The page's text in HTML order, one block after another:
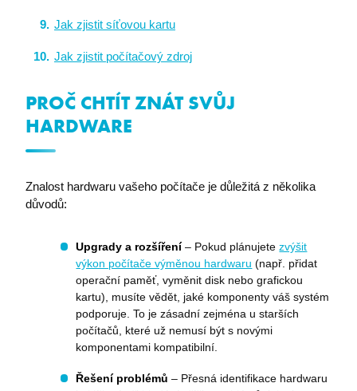
Jak zjistit síťovou kartu
Jak zjistit počítačový zdroj
PROČ CHTÍT ZNÁT SVŮJ
HARDWARE
Znalost hardwaru vašeho počítače je důležitá z několika
důvodů:
Upgrady a rozšíření– Pokud plánujetezvýšit
výkon počítače výměnou hardwaru (např. přidat
operační paměť, vyměnit disk nebo grafickou
kartu), musíte vědět, jaké komponenty váš systém
podporuje. To je zásadní zejména u starších
počítačů, které už nemusí být s novými
komponentami kompatibilní.
Řešení problémů – Přesná identifikace hardwaru